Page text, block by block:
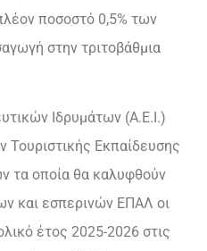
ποσοστό 0,5% των
στην τριτοβάθμια
Ιδρυμάτων (Α.Ε.Ι.)
Εκπαίδευσης
τα οποία θα καλυφθούν
και εσπερινών ΕΠΑΛ οι
έτος 2025-2026 στις